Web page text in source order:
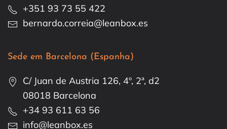
+351 93 73 55 422
bernardo.correia@leanbox.es
Sede em Barcelona (Espanha)
C/ Juan de Austria 126, 4º, 2ª, d2
08018 Barcelona
+34 93 611 63 56
info@leanbox.es